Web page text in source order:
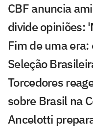
CBF anuncia
divide opiniões:
Fim de uma
Seleção
Torcedores
sobre Brasil na
Ancelotti